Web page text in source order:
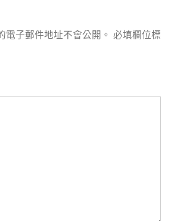
電子郵件地址不會公開。 必填欄位標